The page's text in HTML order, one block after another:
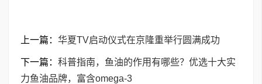
上一篇： 华夏TV启动仪式在京隆重举行圆满成功
下一篇： 科普指南，鱼油的作用有哪些？优选十大实
力鱼油品牌，富含omega-3